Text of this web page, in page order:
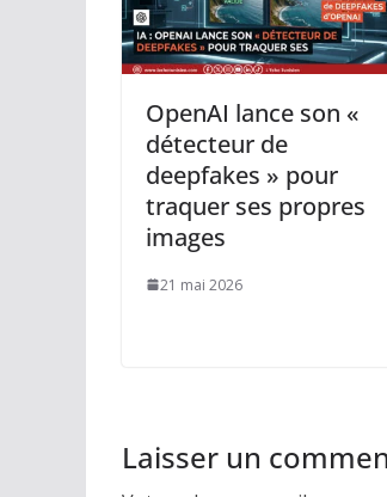
OpenAI lance son «
détecteur de
deepfakes » pour
traquer ses propres
images
21 mai 2026
Laisser un